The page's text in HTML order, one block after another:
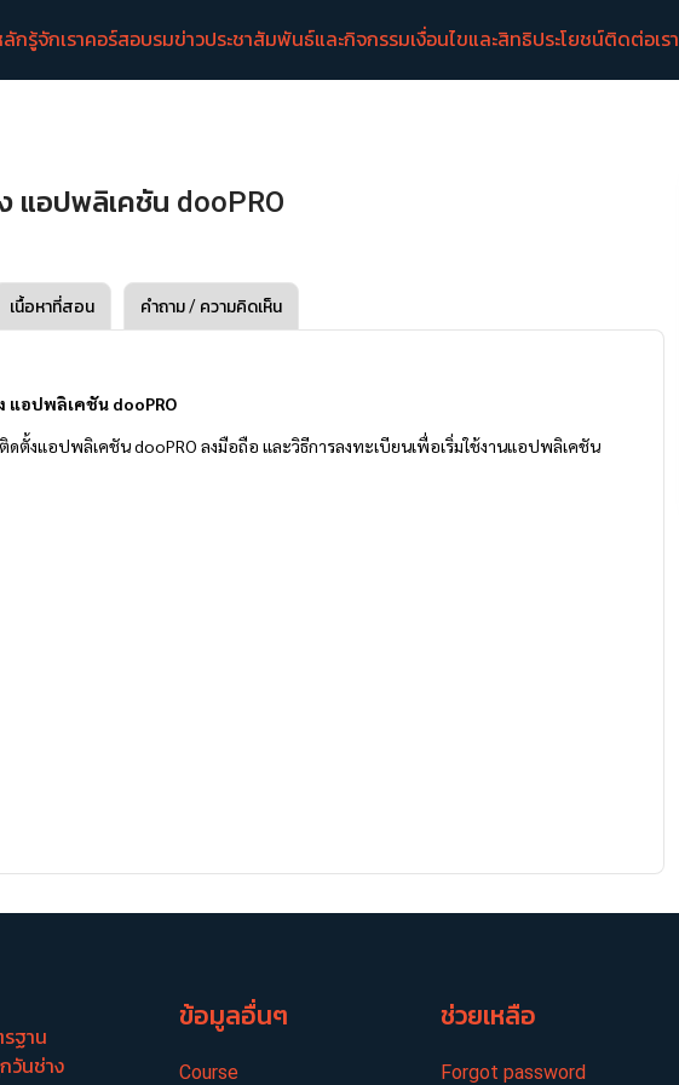
ลักรู้จักเราคอร์สอบรมข่าวประชาสัมพันธ์และกิจกรรมเงื่อนไขและสิทธิประโยชน์ติดต่อเรา
แอปพลิเคชัน dooPRO
เนื้อหาที่สอน คำถาม / ความคิดเห็น
แอปพลิเคชัน dooPRO
ติดตั้งแอปพลิเคชัน dooPRO ลงมือถือ และวิธีการลงทะเบียนเพื่อเริ่มใช้งานแอปพลิเคชัน
รฐาน
วันช่าง
ข้อมูลอื่นๆ
Course
ช่วยเหลือ
Forgot password